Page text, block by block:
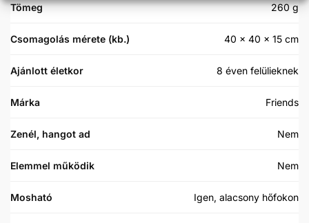
Tömeg 260 g
Csomagolás mérete (kb.) 40 × 40 × 15 cm
Ajánlott életkor 8 éven felülieknek
Márka Friends
Zenél, hangot ad Nem
Elemmel működik Nem
Mosható Igen, alacsony hőfokon